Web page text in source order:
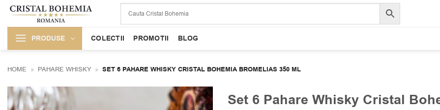
Skip
content
PRODUSE COLECTII PROMOTII BLOG
HOME » PAHARE WHISKY » SET 6 PAHARE WHISKY CRISTAL BOHEMIA BROMELIAS 350 ML
Set 6 Pahare Whisky Cristal